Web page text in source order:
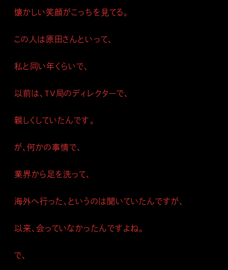
懐かしい笑顔がこっちを見てる。
この人は原田さんといって、
私と同い年くらいで、
以前は、TV局のディレクターで、
親しくしていたんです。
が、何かの事情で、
業界から足を洗って、
海外へ行った、というのは聞いていたんですが、
以来、会っていなかったんですよね。
で、